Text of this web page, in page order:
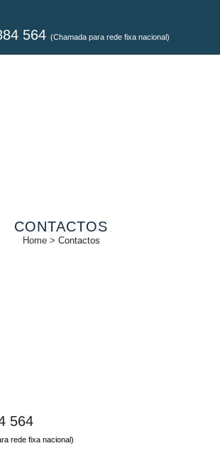
564 (Chamada para rede fixa nacional)
CONTACTOS
Home> Contactos
564
rede fixa nacional)